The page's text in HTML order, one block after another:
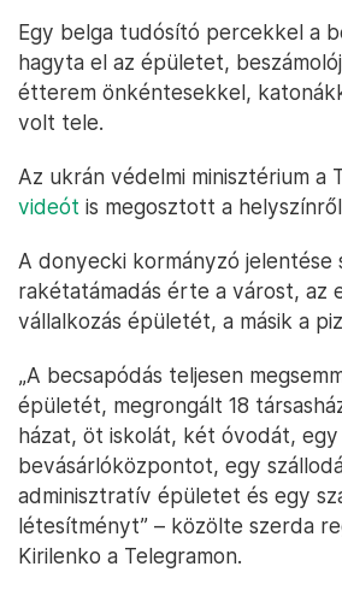
Egy belga tudósító percekkel a
hagyta el az épületet,
étterem önkéntesekkel,
volt tele.
Az ukrán védelmi minisztérium a
videót is megosztott a
A donyecki kormányzó jelentése
rakétatámadás érte a várost, az
vállalkozás épületét, a másik a
„A becsapódás teljesen
épületét, megrongált 18
házat, öt iskolát, két óvodát, egy
bevásárlóközpontot, egy
adminisztratív épületet és egy
létesítményt” – közölte szerda
Kirilenko a Telegramon.